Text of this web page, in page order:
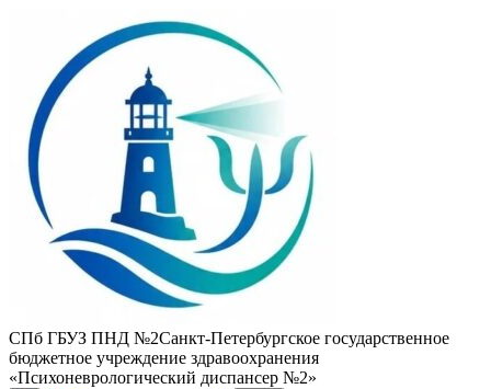
СПб ГБУЗ ПНД №2Санкт-Петербургское государственное
бюджетное учреждение здравоохранения
«Психоневрологический диспансер №2»